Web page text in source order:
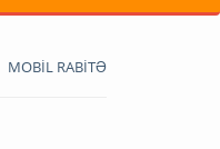
MOBİL RABİTƏ